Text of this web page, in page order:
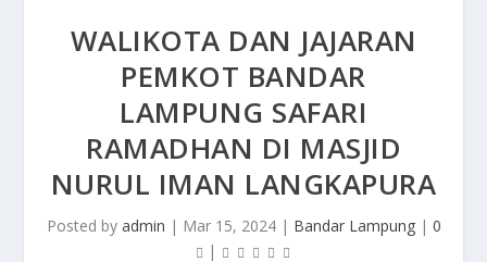
WALIKOTA DAN JAJARAN
PEMKOT BANDAR
LAMPUNG SAFARI
RAMADHAN DI MASJID
NURUL IMAN LANGKAPURA
Posted by admin | Mar 15, 2024| Bandar Lampung| 0
|